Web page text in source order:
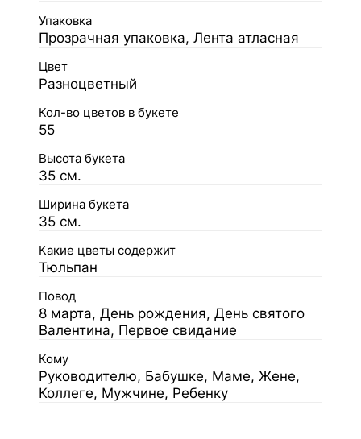
Упаковка
Прозрачная упаковка, Лента атласная
Цвет
Разноцветный
Кол-во цветов в букете
55
Высота букета
35 см.
Ширина букета
35 см.
Какие цветы содержит
Тюльпан
Повод
8 марта, День рождения, День святого
Валентина, Первое свидание
Кому
Руководителю, Бабушке, Маме, Жене,
Коллеге, Мужчине, Ребенку